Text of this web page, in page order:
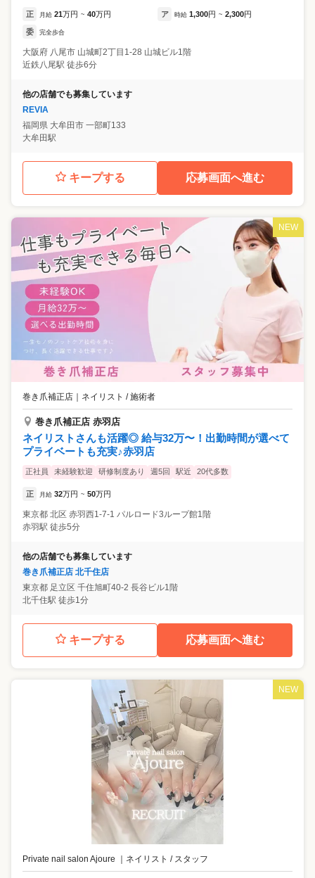
正 月給 21万円 ~ 40万円 ア 時給 1,300円 ~ 2,300円
委 完全歩合
大阪府 八尾市 山城町2丁目1-28 山城ビル1階
近鉄八尾駅 徒歩6分
他の店舗でも募集しています
REVIA
福岡県 大牟田市 一部町133
大牟田駅
キープする 応募画面へ進む
NEW
巻き爪補正店 ｜ ネイリスト / 施術者
巻き爪補正店 赤羽店
ネイリストさんも活躍◎ 給与32万〜！出勤時間が選べて
プライベートも充実♪赤羽店
正社員 未経験歓迎 研修制度あり 週5回 駅近 20代多数
正 月給 32万円 ~ 50万円
東京都 北区 赤羽西1-7-1 パルロード3ループ館1階
赤羽駅 徒歩5分
他の店舗でも募集しています
巻き爪補正店 北千住店
東京都 足立区 千住旭町40-2 長谷ビル1階
北千住駅 徒歩1分
キープする 応募画面へ進む
NEW
Private nail salon Ajoure ネイリスト / スタッフ